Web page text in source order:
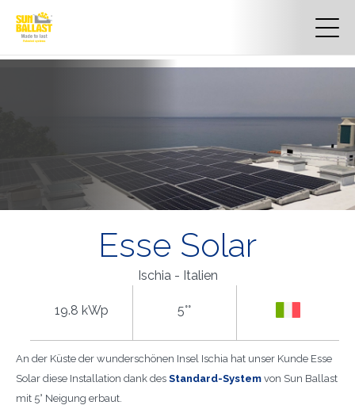
Esse Solar
Ischia - Italien
19.8 kWp 5°°
An der Küste der wunderschönen Insel Ischia hat unser Kunde Esse
Solar diese Installation dank des Standard-System von Sun Ballast
mit 5° Neigung erbaut.